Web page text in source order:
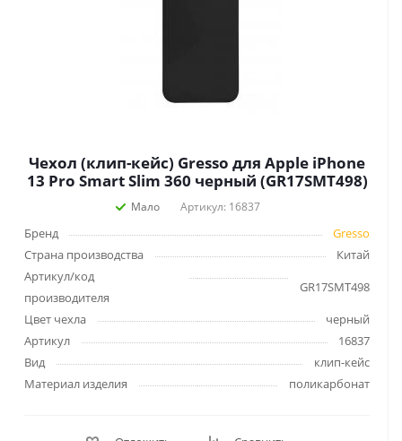
Чехол (клип-кейс) Gresso для Apple iPhone
13 Pro Smart Slim 360 черный (GR17SMT498)
Мало Артикул: 16837
Бренд
Gresso
Страна производства
Китай
Артикул/код
производителя
GR17SMT498
Цвет чехла
черный
Артикул
16837
Вид
клип-кейс
Материал изделия
поликарбонат